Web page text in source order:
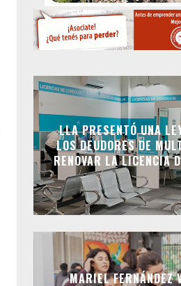
LLA PRESENTÓ UNA
LOS DEUDORES DE
RENOVAR LA LICENCIA
MARIEL FERNÁNDEZ